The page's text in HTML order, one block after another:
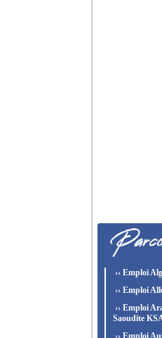
›› Emploi
›› Emploi
›› Emploi
Saoudite
›› Emploi